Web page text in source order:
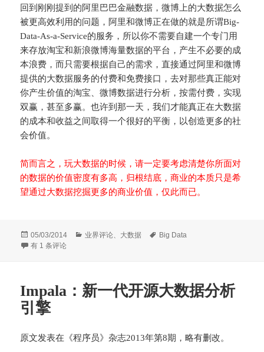
回到刚刚提到的阿里巴巴金融数据，微博上的大数据怎么
被更高效利用的问题，阿里和微博正在做的就是所谓Big-
Data-As-a-Service的服务，所以你不需要自建一个专门用
来存放淘宝和新浪微博海量数据的平台，产生不必要的成
本浪费，而只需要根据自己的需求，直接通过阿里和微博
提供的大数据服务的付费和免费接口，去对那些真正能对
你产生价值的淘宝、微博数据进行分析，按需付费，实现
双赢，甚至多赢。也许到那一天，我们才能真正在大数据
的成本和收益之间取得一个很好的平衡，以创造更多的社
会价值。
简而言之，玩大数据的时候，请一定要考虑清楚你所面对
的数据的价值密度有多高，归根结底，商业的本质只是希
望通过大数据挖掘更多的商业价值，仅此而已。
发
布
05/03/2014
分
业界评论、 大数据
标
Big Data
大数据的价值密度
有 1 条评论
Impala：新一代开源大数据分析
引擎
原文发表在《程序员》杂志2013年第8期，略有删改。